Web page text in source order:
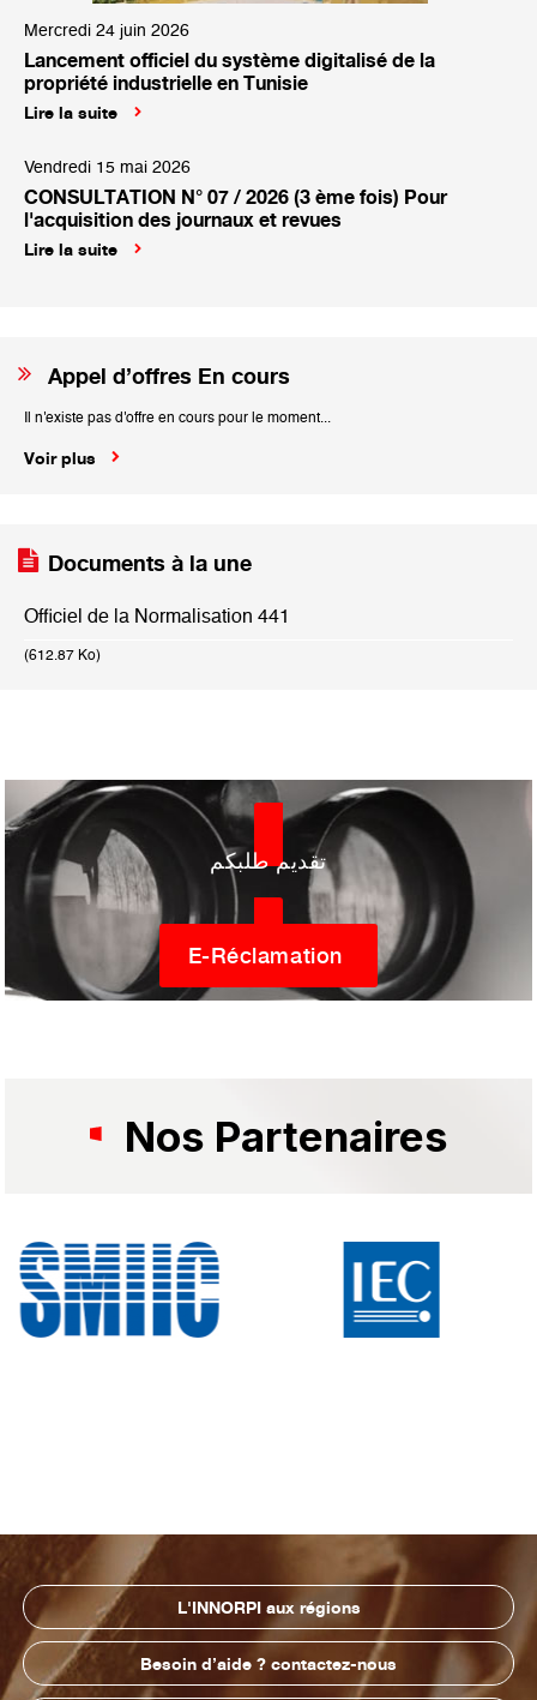
Mercredi 24 juin 2026
Lancement officiel du système digitalisé de la
propriété industrielle en Tunisie
Lire la suite
Vendredi 15 mai 2026
CONSULTATION N° 07 / 2026 (3 ème fois) Pour
l'acquisition des journaux et revues
Lire la suite
Appel d’offres En cours
Il n'existe pas d'offre en cours pour le moment...
Voir plus
Documents à la une
Officiel de la Normalisation 441
(612.87 Ko)
تقديم طلبكم
E-Réclamation
Nos Partenaires
L'INNORPI aux régions
Besoin d’aide ? contactez-nous